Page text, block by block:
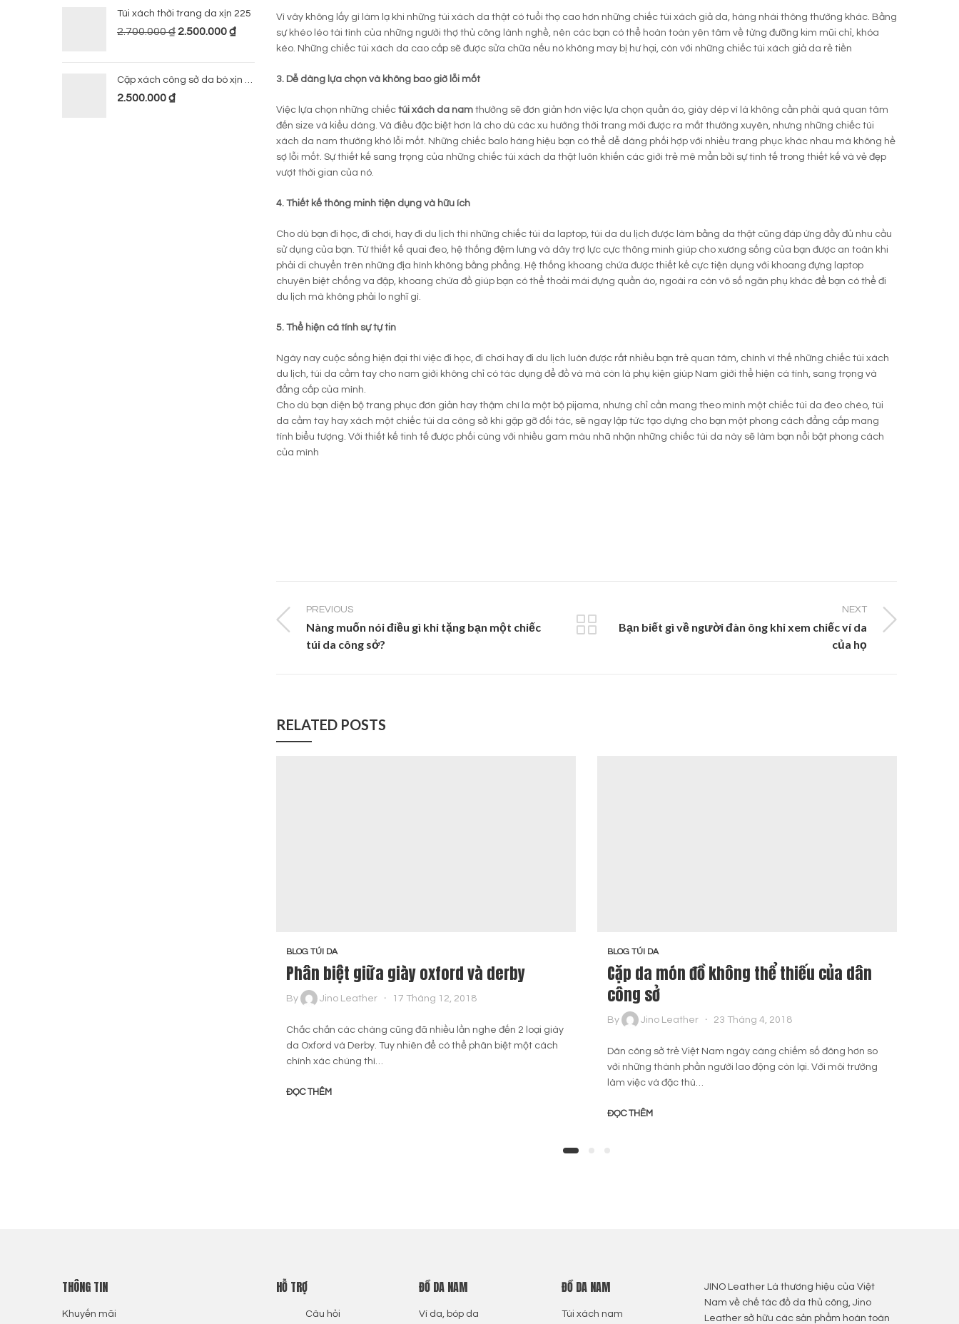
Vì vây không lấy gì làm lạ khi những túi xách da thật có tuổi thọ cao hơn những chiếc túi xách giả da, hàng nhái thông thường khác. Bằng
sự khéo léo tài tình của những người thợ thủ công lành nghề, nên các bạn có thể hoàn toàn yên tâm về từng đưỡng kim mũi chỉ, khóa
kéo. Những chiếc túi xách da cao cấp sẽ được sửa chữa nếu nó không may bị hư hại, còn với những chiếc túi xách giả da rẻ tiền
3. Dễ dàng lựa chọn và không bao giờ lỗi mốt
Việc lựa chọn những chiếc túi xách da nam thường sẽ đơn giản hơn việc lựa chọn quần áo, giày dép vì là không cần phải quá quan tâm
đến size và kiểu dáng. Và điều đặc biệt hơn là cho dù các xu hướng thời trang mới được ra mắt thường xuyên, nhưng những chiếc túi
xách da nam thường khó lỗi mốt. Những chiếc balo hàng hiệu bạn có thể dễ dàng phối hợp với nhiều trang phục khác nhau mà không hề
sợ lỗi mốt. Sự thiết kế sang trọng của những chiếc túi xách da thật luôn khiến các giới trẻ mê mẩn bởi sự tinh tế trong thiết kế và vẻ đẹp
vượt thời gian của nó.
4. Thiết kế thông minh tiện dụng và hữu ích
Cho dù bạn đi học, đi chơi, hay đi du lịch thì những chiếc túi da laptop, túi da du lịch được làm bằng da thật cũng đáp ứng đầy đủ nhu cầu
sử dụng của bạn. Từ thiết kế quai đeo, hệ thống đệm lưng và dây trợ lực cực thông minh giúp cho xương sống của bạn được an toàn khi
phải di chuyển trên những địa hình không bằng phẳng. Hệ thống khoang chứa được thiết kế cực tiện dụng với khoang đựng laptop
chuyên biệt chống va đập, khoang chứa đồ giúp bạn có thể thoải mái đựng quần áo, ngoài ra còn vô số ngăn phụ khác để bạn có thể đi
du lịch mà không phải lo nghĩ gì.
5. Thể hiện cá tính sự tự tin
Ngày nay cuộc sống hiện đại thì việc đi học, đi chơi hay đi du lịch luôn được rất nhiều bạn trẻ quan tâm, chính vì thế những chiếc túi xách
du lịch, túi da cầm tay cho nam giới không chỉ có tác dụng để đồ và mà còn là phụ kiện giúp Nam giới thể hiện cá tính, sang trọng và
đẳng cấp của mình.
Cho dù bạn diện bộ trang phục đơn giản hay thậm chí là một bộ pijama, nhưng chỉ cần mang theo mình một chiếc túi da đeo chéo, túi
da cầm tay hay xách một chiếc túi da công sở khi gặp gỡ đối tác, sẽ ngay lập tức tạo dựng cho bạn một phong cách đẳng cấp mang
tính biểu tượng. Với thiết kế tinh tế được phối cùng với nhiều gam màu nhã nhặn những chiếc túi da này sẽ làm bạn nổi bật phong cách
của mình
PREVIOUS
Nàng muốn nói điều gì khi tặng bạn một chiếc
túi da công sở?
NEXT
Bạn biết gì về người đàn ông khi xem chiếc ví da
của họ
RELATED POSTS
BLOG TÚI DA
Phân biệt giữa giày oxford và derby
By Jino Leather 17 Tháng 12, 2018
Chắc chắn các chàng cũng đã nhiều lần nghe đến 2 loại giày
da Oxford và Derby. Tuy nhiên để có thể phân biệt một cách
chính xác chúng thì…
ĐỌC THÊM
BLOG TÚI DA
Cặp da món đồ không thể thiếu của dân
công sở
By Jino Leather 23 Tháng 4, 2018
Dân công sở trẻ Việt Nam ngày càng chiếm số đông hơn so
với những thành phần người lao động còn lại. Với môi trường
làm việc và đặc thù…
ĐỌC THÊM
Túi xách thời trang da xịn 225
2.700.000₫ 2.500.000₫
Cặp xách công sở da bò xịn 224
2.500.000₫
THÔNG TIN
Khuyến mãi
HỖ TRỢ
Câu hỏi
ĐỒ DA NAM
Ví da, bóp da
ĐỒ DA NAM
Túi xách nam
JINO Leather Là thương hiệu của Việt
Nam về chế tác đồ da thủ công, Jino
Leather sở hữu các sản phẩm hoàn toàn